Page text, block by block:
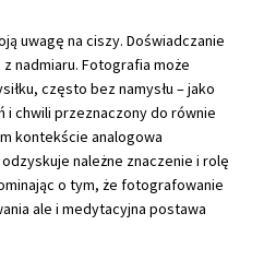
uwagę na ciszy. Doświadczanie
nadmiaru. Fotografia może
często bez namysłu – jako
i chwili przeznaczony do równie
kontekście analogowa
należne znaczenie i rolę
o tym, że fotografowanie
ale i medytacyjna postawa